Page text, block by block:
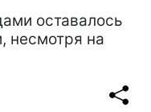
оставалось
несмотря на